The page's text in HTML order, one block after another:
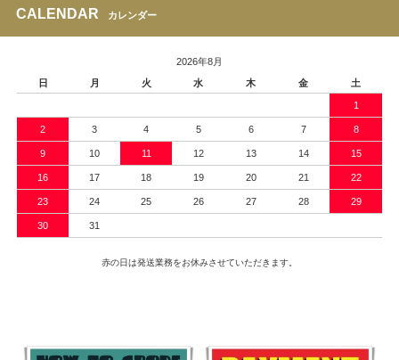
CALENDAR カレンダー
2026年8月
日
月 火 水 木 金 土
1
2 3 4 5 6 7 8
9 10 11 12 13 14 15
16 17 18 19 20 21 22
23 24 25 26 27 28 29
30 31
赤の日は発送業務をお休みさせていただきます。